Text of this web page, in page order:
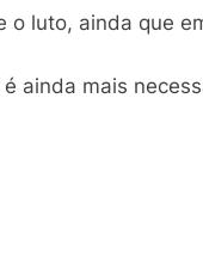
o luto, ainda que
é ainda mais